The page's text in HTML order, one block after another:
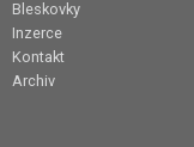
Bleskovky
Inzerce
Kontakt
Archiv